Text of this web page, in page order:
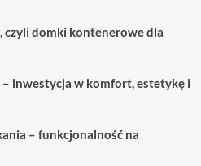
czyli domki kontenerowe dla
inwestycja w komfort, estetykę i
– funkcjonalność na